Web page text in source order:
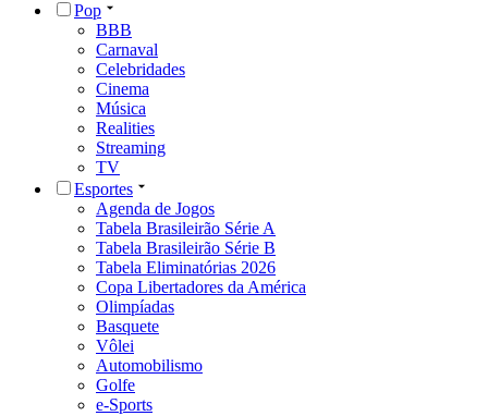
Pop
BBB
Carnaval
Celebridades
Cinema
Música
Realities
Streaming
TV
Esportes
Agenda de Jogos
Tabela Brasileirão Série A
Tabela Brasileirão Série B
Tabela Eliminatórias 2026
Copa Libertadores da América
Olimpíadas
Basquete
Vôlei
Automobilismo
Golfe
e-Sports